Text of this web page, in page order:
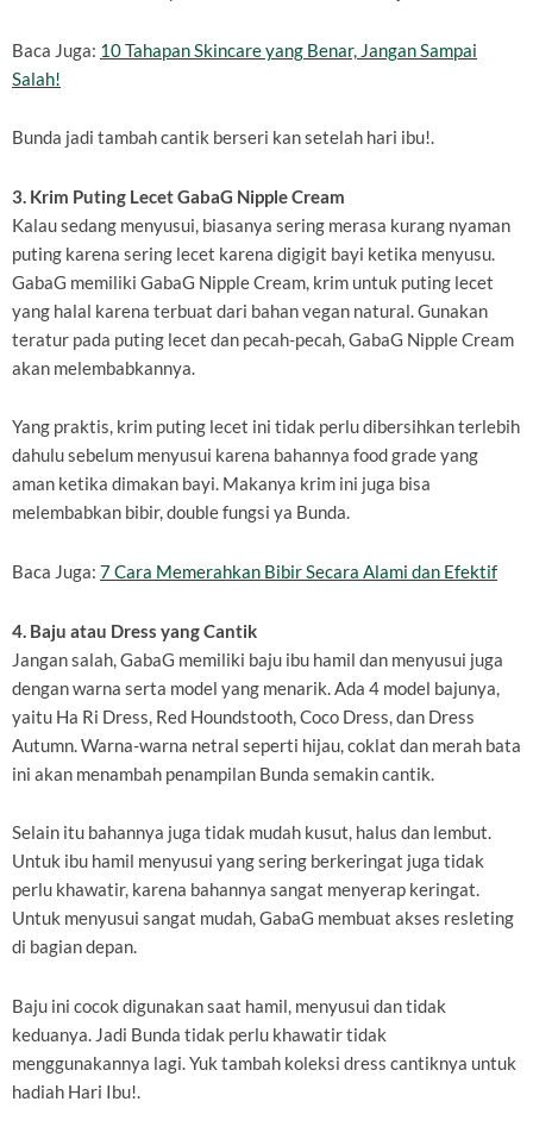
Baca Juga: 10 Tahapan Skincare yang Benar, Jangan Sampai
Salah!
Bunda jadi tambah cantik berseri kan setelah hari ibu!.
3. Krim Puting Lecet GabaG Nipple Cream
Kalau sedang menyusui, biasanya sering merasa kurang nyaman
puting karena sering lecet karena digigit bayi ketika menyusu.
GabaG memiliki GabaG Nipple Cream, krim untuk puting lecet
yang halal karena terbuat dari bahan vegan natural. Gunakan
teratur pada puting lecet dan pecah-pecah, GabaG Nipple Cream
akan melembabkannya.
Yang praktis, krim puting lecet ini tidak perlu dibersihkan terlebih
dahulu sebelum menyusui karena bahannya food grade yang
aman ketika dimakan bayi. Makanya krim ini juga bisa
melembabkan bibir, double fungsi ya Bunda.
Baca Juga: 7 Cara Memerahkan Bibir Secara Alami dan Efektif
4. Baju atau Dress yang Cantik
Jangan salah, GabaG memiliki baju ibu hamil dan menyusui juga
dengan warna serta model yang menarik. Ada 4 model bajunya,
yaitu Ha Ri Dress, Red Houndstooth, Coco Dress, dan Dress
Autumn. Warna-warna netral seperti hijau, coklat dan merah bata
ini akan menambah penampilan Bunda semakin cantik.
Selain itu bahannya juga tidak mudah kusut, halus dan lembut.
Untuk ibu hamil menyusui yang sering berkeringat juga tidak
perlu khawatir, karena bahannya sangat menyerap keringat.
Untuk menyusui sangat mudah, GabaG membuat akses resleting
di bagian depan.
Baju ini cocok digunakan saat hamil, menyusui dan tidak
keduanya. Jadi Bunda tidak perlu khawatir tidak
menggunakannya lagi. Yuk tambah koleksi dress cantiknya untuk
hadiah Hari Ibu!.